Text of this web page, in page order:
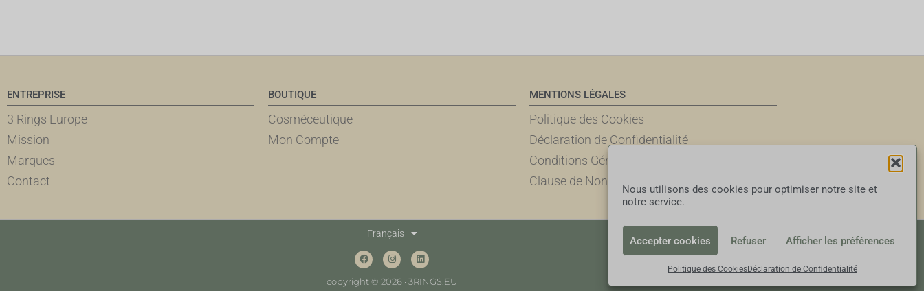
Nous utilisons des cookies pour optimiser notre site et
notre service.
Accepter cookies Refuser Afficher les préférences
Politique des CookiesDéclaration de Confidentialité
ENTREPRISE
3 Rings Europe
Mission
Marques
Contact
BOUTIQUE
Cosméceutique
Mon Compte
MENTIONS LÉGALES
Politique des Cookies
Déclaration de Confidentialité
Conditions Générales d’Utilisation
Clause de Non-Responsabilité
Français
copyright © 2026 · 3RINGS.EU